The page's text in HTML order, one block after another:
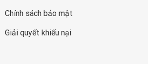
Chính sách bảo mật
Giải quyết khiếu nại